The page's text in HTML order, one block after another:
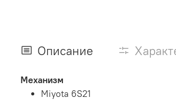
Описание
Механизм
Miyota 6S21